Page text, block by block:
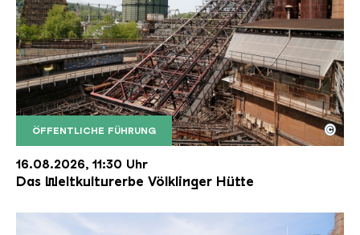
ÖFFENTLICHE FÜHRUNG
Der Erzschrägaufzug der Völklinger Hütte mit
Copyright: Weltkulturerbe Völklinger Hütte | Karl
©
16.08.2026, 11:30 Uhr
Das Weltkulturerbe Völklinger Hütte